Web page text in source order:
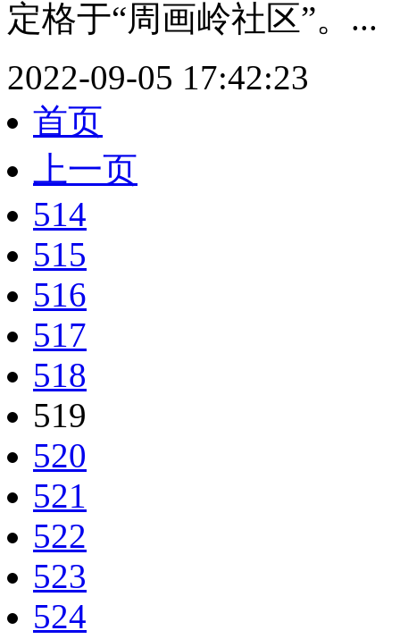
定格于“周画岭社区”。...
2022-09-05 17:42:23
首页
上一页
514
515
516
517
518
519
520
521
522
523
524